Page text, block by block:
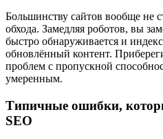
Большинству сайтов вообще не
обхода. Замедляя роботов, вы
быстро обнаруживается и
обновлённый контент.
проблем с пропускной
умеренным.
Типичные ошибки,
SEO